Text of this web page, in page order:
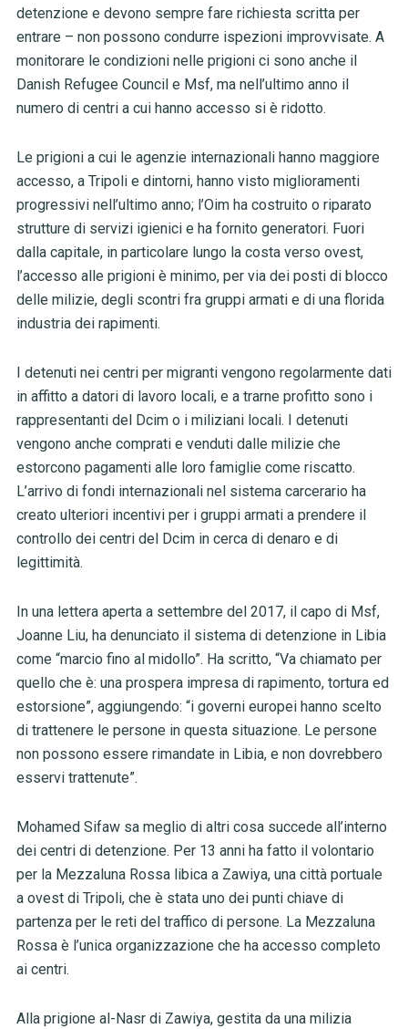
detenzione e devono sempre fare richiesta scritta per
entrare – non possono condurre ispezioni improvvisate. A
monitorare le condizioni nelle prigioni ci sono anche il
Danish Refugee Council e Msf, ma nell’ultimo anno il
numero di centri a cui hanno accesso si è ridotto.
Le prigioni a cui le agenzie internazionali hanno maggiore
accesso, a Tripoli e dintorni, hanno visto miglioramenti
progressivi nell’ultimo anno; l’Oim ha costruito o riparato
strutture di servizi igienici e ha fornito generatori. Fuori
dalla capitale, in particolare lungo la costa verso ovest,
l’accesso alle prigioni è minimo, per via dei posti di blocco
delle milizie, degli scontri fra gruppi armati e di una florida
industria dei rapimenti.
I detenuti nei centri per migranti vengono regolarmente dati
in affitto a datori di lavoro locali, e a trarne profitto sono i
rappresentanti del Dcim o i miliziani locali. I detenuti
vengono anche comprati e venduti dalle milizie che
estorcono pagamenti alle loro famiglie come riscatto.
L’arrivo di fondi internazionali nel sistema carcerario ha
creato ulteriori incentivi per i gruppi armati a prendere il
controllo dei centri del Dcim in cerca di denaro e di
legittimità.
In una lettera aperta a settembre del 2017, il capo di Msf,
Joanne Liu, ha denunciato il sistema di detenzione in Libia
come “marcio fino al midollo”. Ha scritto, “Va chiamato per
quello che è: una prospera impresa di rapimento, tortura ed
estorsione”, aggiungendo: “i governi europei hanno scelto
di trattenere le persone in questa situazione. Le persone
non possono essere rimandate in Libia, e non dovrebbero
esservi trattenute”.
Mohamed Sifaw sa meglio di altri cosa succede all’interno
dei centri di detenzione. Per 13 anni ha fatto il volontario
per la Mezzaluna Rossa libica a Zawiya, una città portuale
a ovest di Tripoli, che è stata uno dei punti chiave di
partenza per le reti del traffico di persone. La Mezzaluna
Rossa è l’unica organizzazione che ha accesso completo
ai centri.
Alla prigione al-Nasr di Zawiya, gestita da una milizia